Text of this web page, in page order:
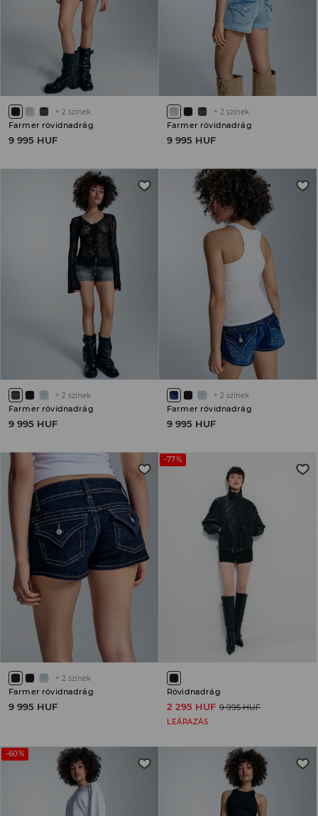
+ 2 színek
Farmer rövidnadrág
9 995 HUF
+ 2 színek
Farmer rövidnadrág
9 995 HUF
+ 2 színek
Farmer rövidnadrág
9 995 HUF
+ 2 színek
Farmer rövidnadrág
9 995 HUF
+ 2 színek
Farmer rövidnadrág
9 995 HUF
-77%
Rövidnadrág
2 295 HUF 9 995 HUF
LEÁRAZÁS
-60%